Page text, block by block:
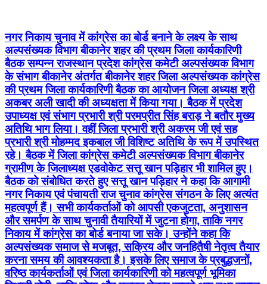
नगर निकाय चुनाव में कांग्रेस का बोर्ड बनाने के लक्ष्य के साथ
अल्पसंख्यक विभाग बीकानेर शहर की प्रथम जिला कार्यकारिणी
बैठक सम्पन्न राजस्थान प्रदेश कांग्रेस कमेटी अल्पसंख्यक विभाग
के संभाग बीकानेर अंतर्गत बीकानेर शहर जिला अल्पसंख्यक कांग्रेस
की प्रथम जिला कार्यकारिणी बैठक का आयोजन जिला अध्यक्ष श्री
अकबर अली खादी की अध्यक्षता में किया गया। बैठक में प्रदेश
उपाध्यक्ष एवं संभाग प्रभारी श्री परमप्रीत सिंह बराड़ ने बतौर मुख्य
अतिथि भाग लिया। वहीं जिला प्रभारी श्री अकरम जी एवं सह
प्रभारी श्री मोहम्मद इकबाल जी विशिष्ट अतिथि के रूप में उपस्थित
रहे। बैठक में जिला कांग्रेस कमेटी अल्पसंख्यक विभाग बीकानेर
ग्रामीण के जिलाध्यक्ष एडवोकेट सत्तू खान पड़िहार भी शामिल हुए।
बैठक को संबोधित करते हुए सत्तू खान पड़िहार ने कहा कि आगामी
नगर निकाय एवं पंचायती राज चुनाव कांग्रेस संगठन के लिए अत्यंत
महत्वपूर्ण हैं। सभी कार्यकर्ताओं को आपसी एकजुटता, अनुशासन
और समर्पण के साथ चुनावी तैयारियों में जुटना होगा, ताकि नगर
निकाय में कांग्रेस का बोर्ड बनाया जा सके। उन्होंने कहा कि
अल्पसंख्यक समाज से मजबूत, सक्रिय और जनहितैषी नेतृत्व तैयार
करना समय की आवश्यकता है। इसके लिए समाज के प्रबुद्धजनों,
वरिष्ठ कार्यकर्ताओं एवं जिला कार्यकारिणी को महत्वपूर्ण भूमिका